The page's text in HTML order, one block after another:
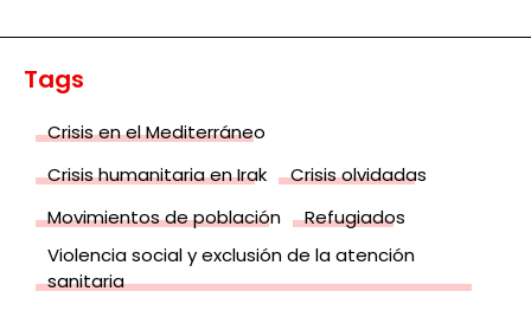
Tags
Crisis en el Mediterráneo
Crisis humanitaria en Irak
Crisis olvidadas
Movimientos de población
Refugiados
Violencia social y exclusión de la atención
sanitaria